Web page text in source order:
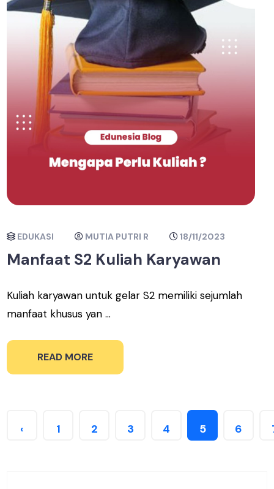
EDUKASI MUTIA PUTRI R 18/11/2023
Manfaat S2 Kuliah Karyawan
Kuliah karyawan untuk gelar S2 memiliki sejumlah
manfaat khusus yan ...
READ MORE
‹ 1 2 3 4 5 6